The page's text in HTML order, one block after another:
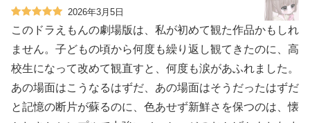
2026年3月5日
このドラえもんの劇場版は、私が初めて観た作品かもしれ
ません。子どもの頃から何度も繰り返し観てきたのに、高
校生になって改めて観直すと、何度も涙があふれました。
あの場面はこうなるはずだ、あの場面はそうだったはずだ
と記憶の断片が蘇るのに、色あせず新鮮さを保つのは、懐